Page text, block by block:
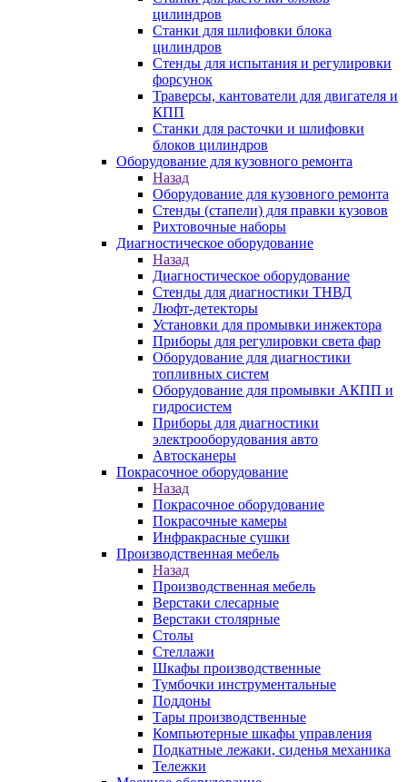
цилиндров
Станки для шлифовки блока
цилиндров
Стенды для испытания и регулировки
форсунок
Траверсы, кантователи для двигателя и
КПП
Станки для расточки и шлифовки
блоков цилиндров
Оборудование для кузовного ремонта
Назад
Оборудование для кузовного ремонта
Стенды (стапели) для правки кузовов
Рихтовочные наборы
Диагностическое оборудование
Назад
Диагностическое оборудование
Стенды для диагностики ТНВД
Люфт-детекторы
Установки для промывки инжектора
Приборы для регулировки света фар
Оборудование для диагностики
топливных систем
Оборудование для промывки АКПП и
гидросистем
Приборы для диагностики
электрооборудования авто
Автосканеры
Покрасочное оборудование
Назад
Покрасочное оборудование
Покрасочные камеры
Инфракрасные сушки
Производственная мебель
Назад
Производственная мебель
Верстаки слесарные
Верстаки столярные
Столы
Стеллажи
Шкафы производственные
Тумбочки инструментальные
Поддоны
Тары производственные
Компьютерные шкафы управления
Подкатные лежаки, сиденья механика
Тележки